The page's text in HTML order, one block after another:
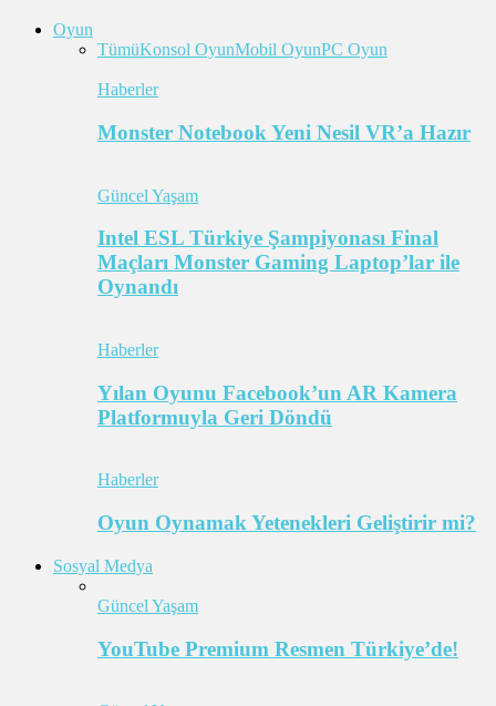
Oyun
TümüKonsol OyunMobil OyunPC Oyun
Haberler
Monster Notebook Yeni Nesil VR’a Hazır
Güncel Yaşam
Intel ESL Türkiye Şampiyonası Final
Maçları Monster Gaming Laptop’lar ile
Oynandı
Haberler
Yılan Oyunu Facebook’un AR Kamera
Platformuyla Geri Döndü
Haberler
Oyun Oynamak Yetenekleri Geliştirir mi?
Sosyal Medya
Güncel Yaşam
YouTube Premium Resmen Türkiye’de!